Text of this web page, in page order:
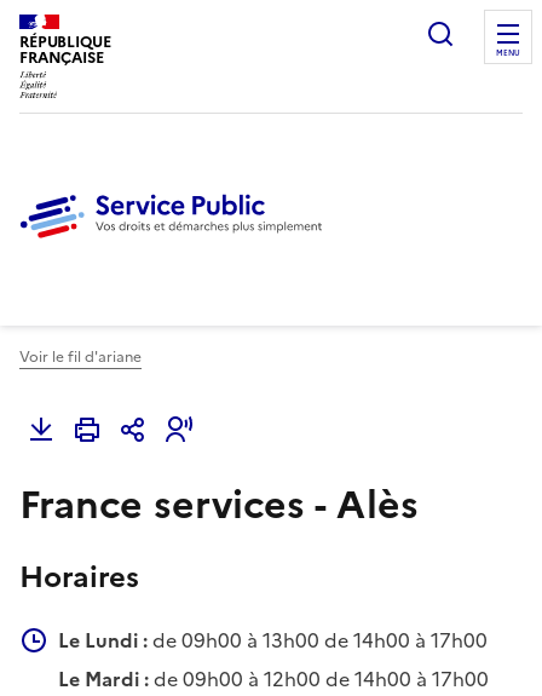
RÉPUBLIQUE
FRANÇAISE
Ouvrir
MENU
Voir le fil d'ariane
France services - Alès
Horaires
Le Lundi :de 09h00 à 13h00 de 14h00 à 17h00
Le Mardi :de 09h00 à 12h00 de 14h00 à 17h00